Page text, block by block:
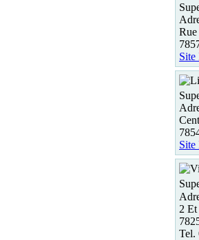
Site
Site
2
Tel.